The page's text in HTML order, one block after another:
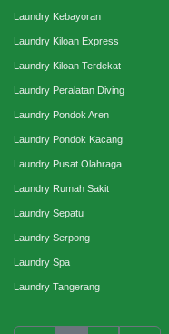
Laundry Kebayoran
Laundry Kiloan Express
Laundry Kiloan Terdekat
Laundry Peralatan Diving
Laundry Pondok Aren
Laundry Pondok Kacang
Laundry Pusat Olahraga
Laundry Rumah Sakit
Laundry Sepatu
Laundry Serpong
Laundry Spa
Laundry Tangerang